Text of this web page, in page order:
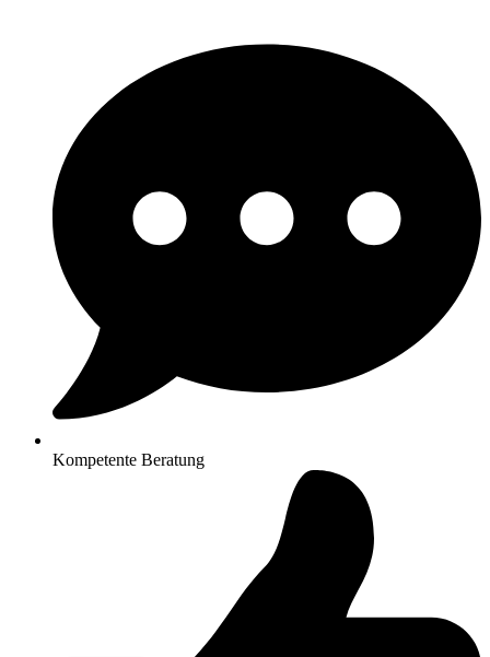
Kompetente Beratung